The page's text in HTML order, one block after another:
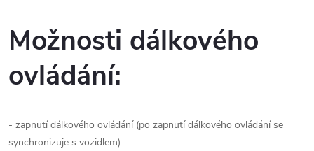
Možnosti dálkového
ovládání:
- zapnutí dálkového ovládání (po zapnutí dálkového ovládání se
synchronizuje s vozidlem)